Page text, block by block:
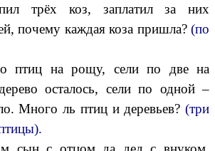
трёх коз, заплатил за них
почему каждая коза пришла? (по
птиц на рощу, сели по две на
осталось, сели по одной –
Много ль птиц и деревьев? (три